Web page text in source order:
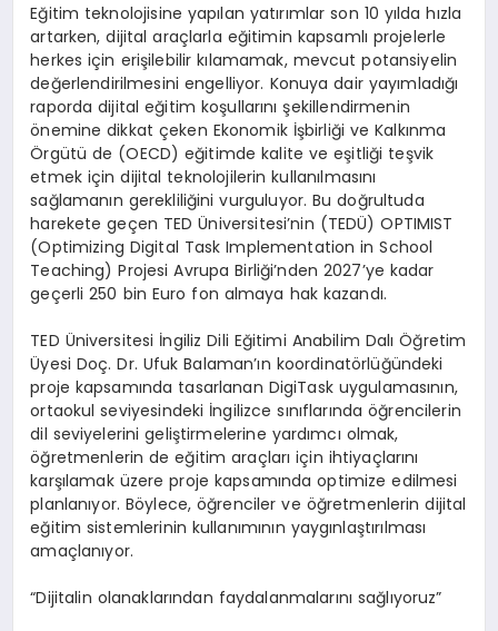
Eğitim teknolojisine yapılan yatırımlar son 10 yılda hızla
artarken, dijital araçlarla eğitimin kapsamlı projelerle
herkes için erişilebilir kılamamak, mevcut potansiyelin
değerlendirilmesini engelliyor. Konuya dair yayımladığı
raporda dijital eğitim koşullarını şekillendirmenin
önemine dikkat çeken Ekonomik İşbirliği ve Kalkınma
Örgütü de (OECD) eğitimde kalite ve eşitliği teşvik
etmek için dijital teknolojilerin kullanılmasını
sağlamanın gerekliliğini vurguluyor. Bu doğrultuda
harekete geçen TED Üniversitesi’nin (TEDÜ) OPTIMIST
(Optimizing Digital Task Implementation in School
Teaching) Projesi Avrupa Birliği’nden 2027’ye kadar
geçerli 250 bin Euro fon almaya hak kazandı.
TED Üniversitesi İngiliz Dili Eğitimi Anabilim Dalı Öğretim
Üyesi Doç. Dr. Ufuk Balaman’ın koordinatörlüğündeki
proje kapsamında tasarlanan DigiTask uygulamasının,
ortaokul seviyesindeki İngilizce sınıflarında öğrencilerin
dil seviyelerini geliştirmelerine yardımcı olmak,
öğretmenlerin de eğitim araçları için ihtiyaçlarını
karşılamak üzere proje kapsamında optimize edilmesi
planlanıyor. Böylece, öğrenciler ve öğretmenlerin dijital
eğitim sistemlerinin kullanımının yaygınlaştırılması
amaçlanıyor.
“Dijitalin olanaklarından faydalanmalarını sağlıyoruz”